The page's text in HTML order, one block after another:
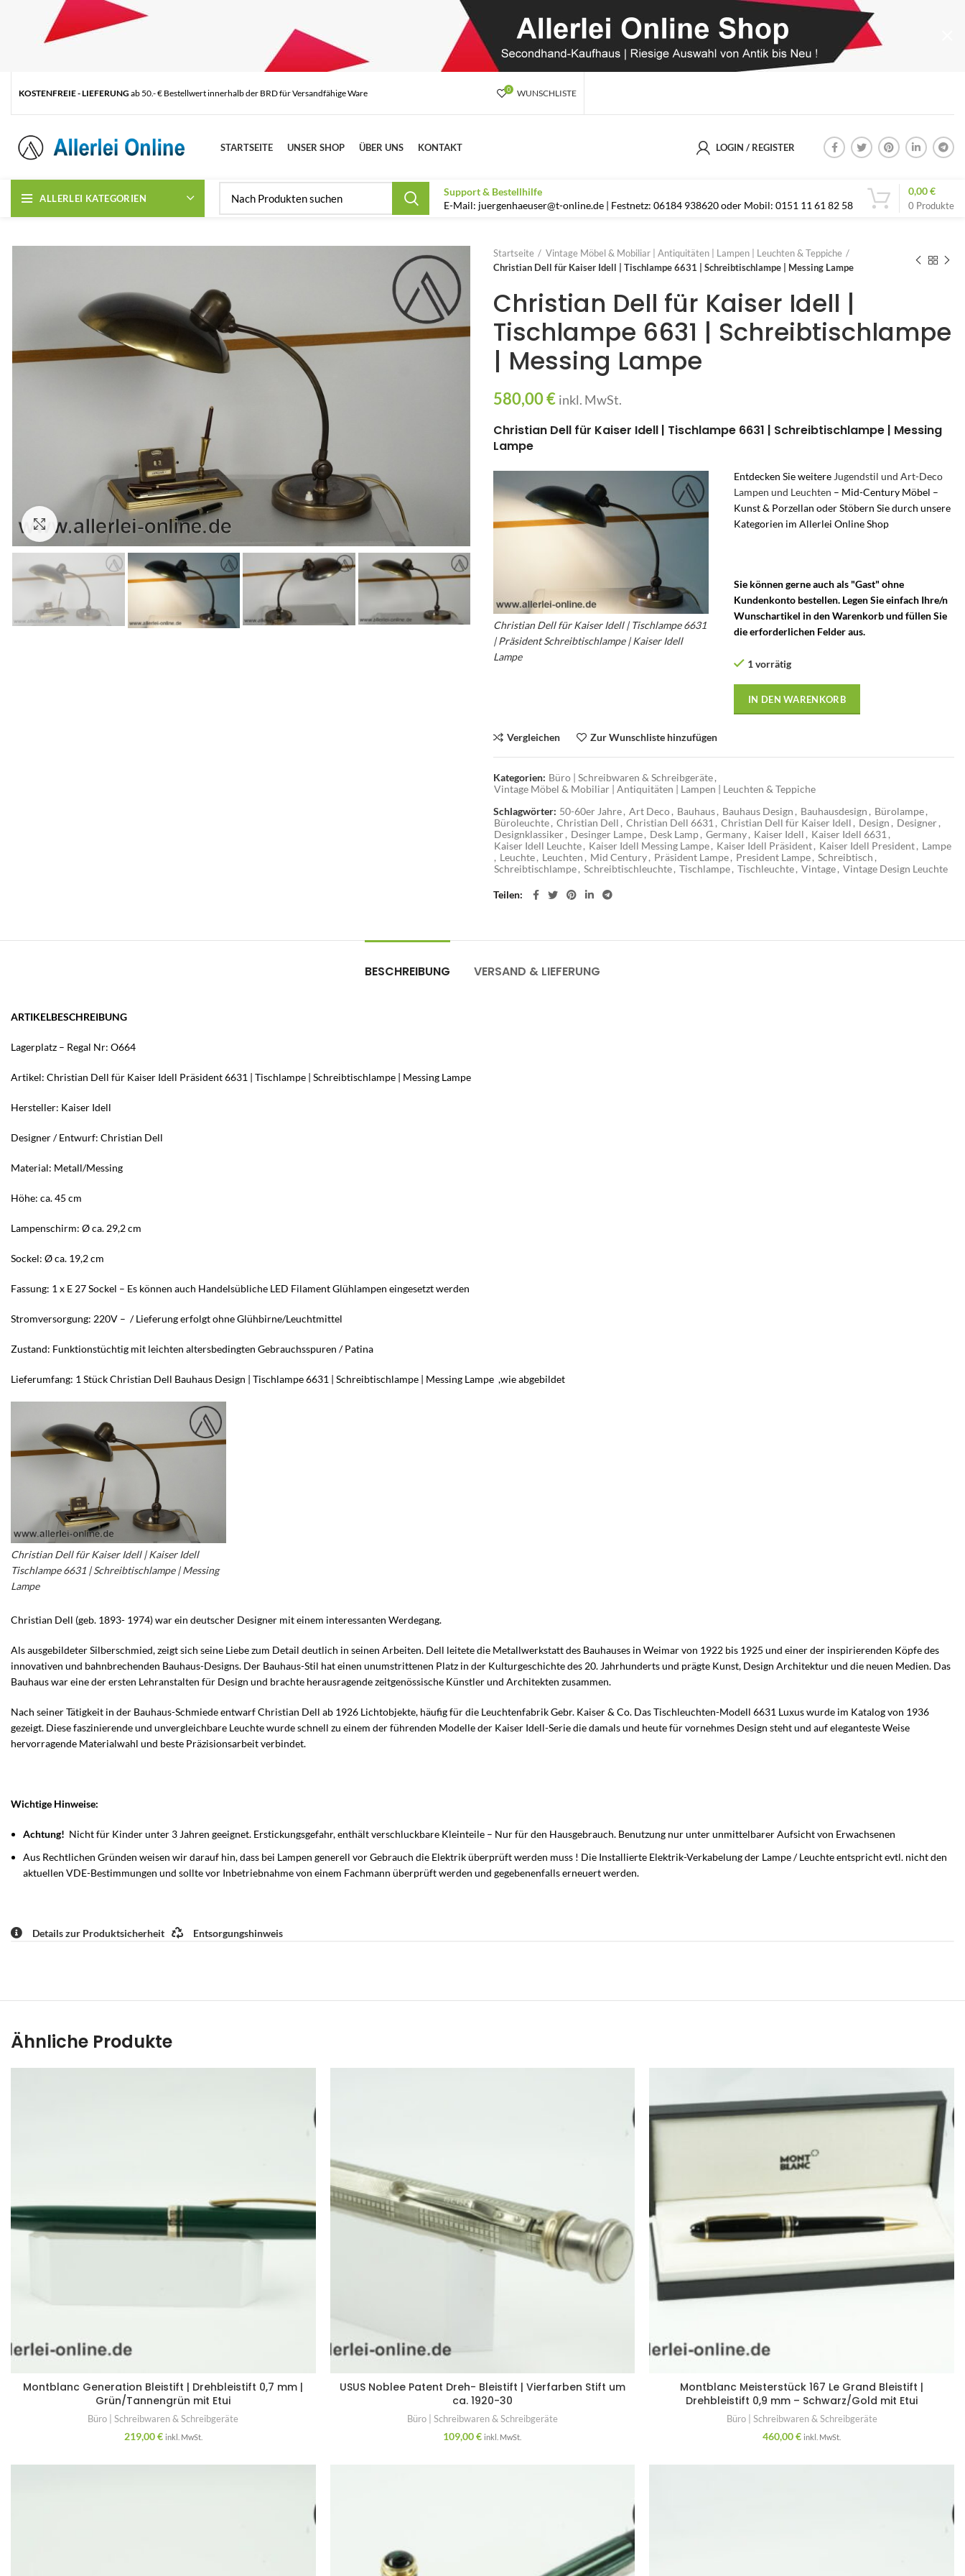
KOSTENFREIE - LIEFERUNG ab 50.- € Bestellwert innerhalb der BRD für Versandfähige Ware 0 WUNSCHLISTE
STARTSEITE UNSER SHOP ÜBER UNS KONTAKT LOGIN / REGISTER
ALLERLEI KATEGORIEN
Support & Bestellhilfe
E-Mail: juergenhaeuser@t-online.de | Festnetz: 06184 938620 oder Mobil: 0151 11 61 82 58
0 Produkte
0,00€
Zum Vergrößern anklicken
Startseite
Vintage Möbel & Mobiliar | Antiquitäten | Lampen | Leuchten & Teppiche
Christian Dell für Kaiser Idell | Tischlampe 6631 | Schreibtischlampe | Messing Lampe
Christian Dell für Kaiser Idell |
Tischlampe 6631 | Schreibtischlampe
| Messing Lampe
580,00€ inkl. MwSt.
Christian Dell für Kaiser Idell | Tischlampe 6631 | Schreibtischlampe | Messing
Lampe
Christian Dell für Kaiser Idell | Tischlampe 6631
| Präsident Schreibtischlampe | Kaiser Idell
Lampe
Entdecken Sie weitere Jugendstil und Art-Deco
Lampen und Leuchten – Mid-Century Möbel –
Kunst & Porzellan oder Stöbern Sie durch unsere
Kategorien im Allerlei Online Shop
Sie können gerne auch als "Gast" ohne
Kundenkonto bestellen. Legen Sie einfach Ihre/n
Wunschartikel in den Warenkorb und füllen Sie
die erforderlichen Felder aus.
1 vorrätig
IN DEN WARENKORB
Vergleichen Zur Wunschliste hinzufügen
Kategorien: Büro | Schreibwaren & Schreibgeräte,
Vintage Möbel & Mobiliar | Antiquitäten | Lampen | Leuchten & Teppiche
Schlagwörter: 50-60er Jahre, Art Deco, Bauhaus, Bauhaus Design , Bauhausdesign , Bürolampe,
Büroleuchte, Christian Dell , Christian Dell 6631 , Christian Dell für Kaiser Idell , Design , Designer,
Designklassiker, Desinger Lampe, Desk Lamp, Germany, Kaiser Idell , Kaiser Idell 6631 ,
Kaiser Idell Leuchte, Kaiser Idell Messing Lampe, Kaiser Idell Präsident, Kaiser Idell President, Lampe
, Leuchte, Leuchten , Mid Century, Präsident Lampe, President Lampe, Schreibtisch ,
Schreibtischlampe, Schreibtischleuchte, Tischlampe, Tischleuchte, Vintage, Vintage Design Leuchte
Teilen
BESCHREIBUNG VERSAND & LIEFERUNG
ARTIKELBESCHREIBUNG
Lagerplatz – Regal Nr: O664
Artikel: Christian Dell für Kaiser Idell Präsident 6631 | Tischlampe | Schreibtischlampe | Messing Lampe
Hersteller: Kaiser Idell
Designer / Entwurf: Christian Dell
Material: Metall/Messing
Höhe: ca. 45 cm
Lampenschirm: Ø ca. 29,2 cm
Sockel: Ø ca. 19,2 cm
Fassung: 1 x E 27 Sockel – Es können auch Handelsübliche LED Filament Glühlampen eingesetzt werden
Stromversorgung: 220V – / Lieferung erfolgt ohne Glühbirne/Leuchtmittel
Zustand: Funktionstüchtig mit leichten altersbedingten Gebrauchsspuren / Patina
Lieferumfang: 1 Stück Christian Dell Bauhaus Design | Tischlampe 6631 | Schreibtischlampe | Messing Lampe ,wie abgebildet
Christian Dell für Kaiser Idell | Kaiser Idell
Tischlampe 6631 | Schreibtischlampe | Messing
Lampe
Christian Dell (geb. 1893- 1974) war ein deutscher Designer mit einem interessanten Werdegang.
Als ausgebildeter Silberschmied, zeigt sich seine Liebe zum Detail deutlich in seinen Arbeiten. Dell leitete die Metallwerkstatt des Bauhauses in Weimar von 1922 bis 1925 und einer der inspirierenden Köpfe des
innovativen und bahnbrechenden Bauhaus-Designs. Der Bauhaus-Stil hat einen unumstrittenen Platz in der Kulturgeschichte des 20. Jahrhunderts und prägte Kunst, Design Architektur und die neuen Medien. Das
Bauhaus war eine der ersten Lehranstalten für Design und brachte herausragende zeitgenössische Künstler und Architekten zusammen.
Nach seiner Tätigkeit in der Bauhaus-Schmiede entwarf Christian Dell ab 1926 Lichtobjekte, häufig für die Leuchtenfabrik Gebr. Kaiser & Co. Das Tischleuchten-Modell 6631 Luxus wurde im Katalog von 1936
gezeigt. Diese faszinierende und unvergleichbare Leuchte wurde schnell zu einem der führenden Modelle der Kaiser Idell-Serie die damals und heute für vornehmes Design steht und auf eleganteste Weise
hervorragende Materialwahl und beste Präzisionsarbeit verbindet.
Wichtige Hinweise:
Achtung! Nicht für Kinder unter 3 Jahren geeignet. Erstickungsgefahr, enthält verschluckbare Kleinteile – Nur für den Hausgebrauch. Benutzung nur unter unmittelbarer Aufsicht von Erwachsenen
Aus Rechtlichen Gründen weisen wir darauf hin, dass bei Lampen generell vor Gebrauch die Elektrik überprüft werden muss ! Die Installierte Elektrik-Verkabelung der Lampe / Leuchte entspricht evtl. nicht den
aktuellen VDE-Bestimmungen und sollte vor Inbetriebnahme von einem Fachmann überprüft werden und gegebenenfalls erneuert werden.
Details zur Produktsicherheit Entsorgungshinweis
Ähnliche Produkte
Montblanc Generation Bleistift | Drehbleistift 0,7 mm |
Grün/Tannengrün mit Etui
Büro | Schreibwaren & Schreibgeräte
219,00€ inkl. MwSt.
USUS Noblee Patent Dreh- Bleistift | Vierfarben Stift um
ca. 1920-30
Büro | Schreibwaren & Schreibgeräte
109,00€ inkl. MwSt.
Montblanc Meisterstück 167 Le Grand Bleistift |
Drehbleistift 0,9 mm – Schwarz/Gold mit Etui
Büro | Schreibwaren & Schreibgeräte
460,00€ inkl. MwSt.